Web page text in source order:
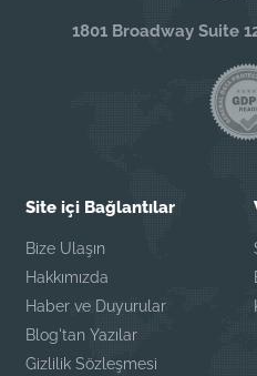
1801 Broadway Suite
Site içi Bağlantılar
Bize Ulaşın
Hakkımızda
Haber ve Duyurular
Blog'tan Yazılar
Gizlilik Sözleşmesi